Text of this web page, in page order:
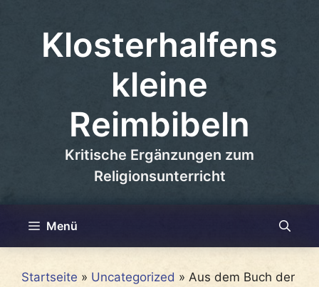
springenKlosterhalfens
kleine
Reimbibeln
Kritische Ergänzungen zum
Religionsunterricht
Menü
Startseite » Uncategorized » Aus dem Buch der